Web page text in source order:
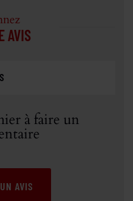
AVIS
à faire un
AVIS